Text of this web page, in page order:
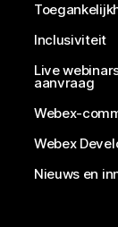
Inclusiviteit
Live
aanvraag
Webex-
Webex
Nieuws en